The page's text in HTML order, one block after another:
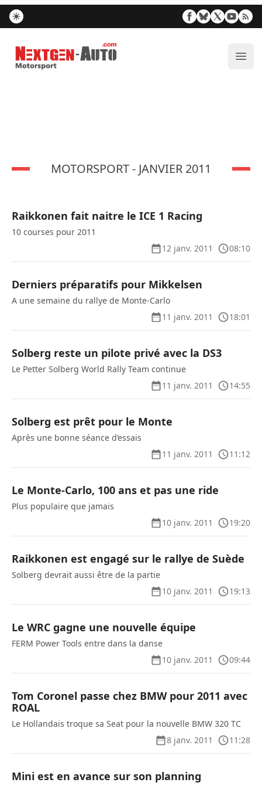
Nextgen-Auto.com
MOTORSPORT - JANVIER 2011
Raikkonen fait naitre le ICE 1 Racing
10 courses pour 2011
12 janv. 2011
08:10
Derniers préparatifs pour Mikkelsen
A une semaine du rallye de Monte-Carlo
11 janv. 2011
18:01
Solberg reste un pilote privé avec la DS3
Le Petter Solberg World Rally Team continue
11 janv. 2011
14:55
Solberg est prêt pour le Monte
Après une bonne séance d’essais
11 janv. 2011
11:12
Le Monte-Carlo, 100 ans et pas une ride
Plus populaire que jamais
10 janv. 2011
19:20
Raikkonen est engagé sur le rallye de Suède
Solberg devrait aussi être de la partie
10 janv. 2011
19:13
Le WRC gagne une nouvelle équipe
FERM Power Tools entre dans la danse
10 janv. 2011
09:44
Tom Coronel passe chez BMW pour 2011 avec
ROAL
Le Hollandais troque sa Seat pour la nouvelle BMW 320 TC
8 janv. 2011
11:28
Mini est en avance sur son planning